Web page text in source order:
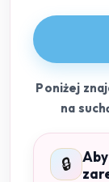
Poniżej
na
🔒